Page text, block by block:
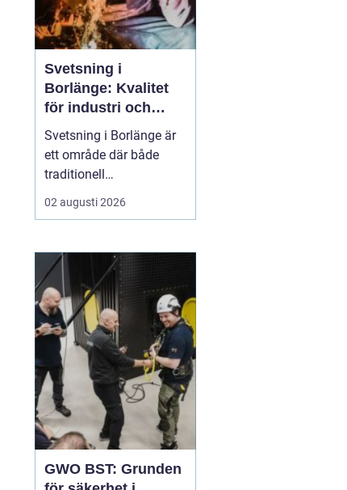
Svetsning i
Borlänge: Kvalitet
för industri och
konstruktion
Svetsning i Borlänge är
ett område där både
traditionell
verkstadsindustri och
moderna
möts. I takt med att
kraven på hållbara
lösningar och hög
produktionssäkerhet ö...
02 augusti 2026
GWO BST: Grunden